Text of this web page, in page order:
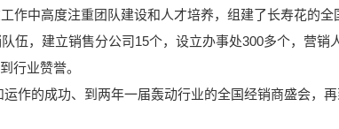
中高度注重团队建设和人才培养，组建了长寿花的全
伍，建立销售分公司15个，设立办事处300多个，营
行业赞誉。
作的成功、到两年一届轰动行业的全国经销商盛会，